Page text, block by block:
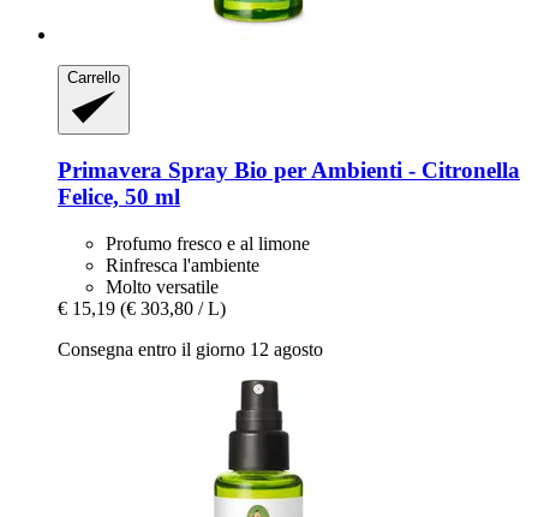
Carrello
Primavera Spray Bio per Ambienti -​ Citronella
Felice, 50 ml
Profumo fresco e al limone
Rinfresca l'ambiente
Molto versatile
€ 15,19 (€ 303,80 / L)
Consegna entro il giorno 12 agosto